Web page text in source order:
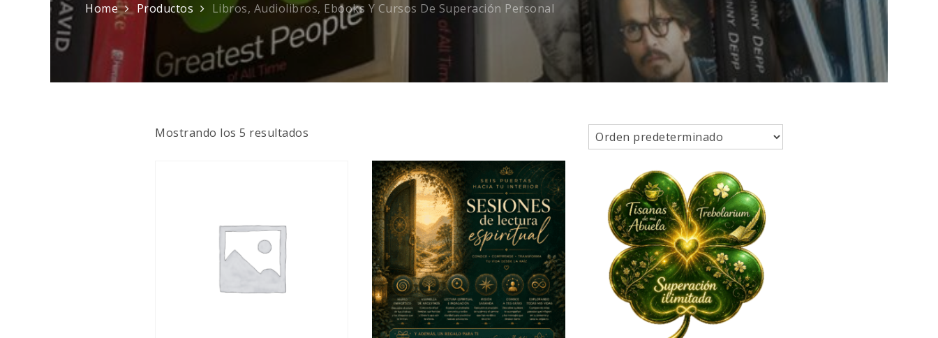
Home Productos Libros, Audiolibros, Ebooks Y Cursos De Superación Personal
Mostrando los 5 resultados